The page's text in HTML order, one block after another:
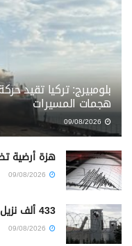
بلومبيرج: تركيا تقيد
هجمات المسيرات
هزة أرضية
433 ألف نزيل في السجون التركية